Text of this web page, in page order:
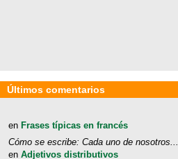
Últimos comentarios
en Frases típicas en francés
Cómo se escribe: Cada uno de nosotros...
en Adjetivos distributivos